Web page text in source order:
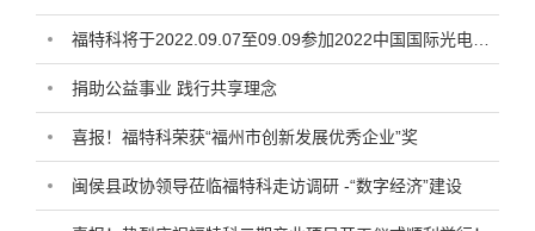
福特科将于2022.09.07至09.09参加2022中国国际光电博览会
捐助公益事业 践行共享理念
喜报！福特科荣获“福州市创新发展优秀企业”奖
闽侯县政协领导莅临福特科走访调研 -“数字经济”建设